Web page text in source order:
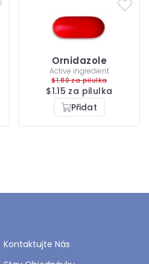
Ornidazole
Active ingredient
$1.80 za pilulka
$1.15 za pilulka
Přidat
Kontaktujte Nás